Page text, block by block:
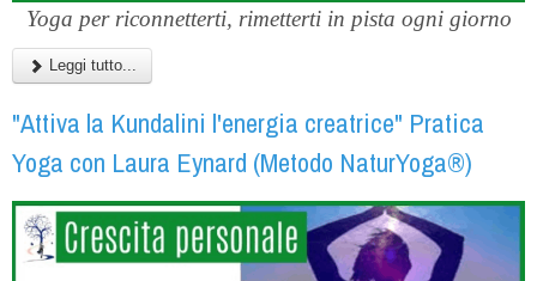
Yoga per riconnetterti, rimetterti in pista ogni giorno
Leggi tutto...
"Attiva la Kundalini l'energia creatrice" Pratica
Yoga con Laura Eynard (Metodo NaturYoga®)